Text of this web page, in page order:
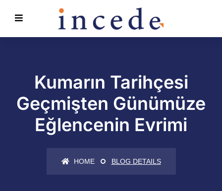
Kumarın Tarihçesi
Geçmişten Günümüze
Eğlencenin Evrimi
HOME BLOG DETAILS